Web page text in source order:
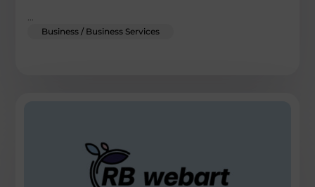
Business / Business Services